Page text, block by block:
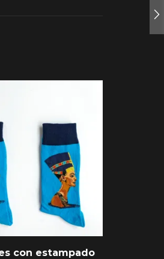
con estampado